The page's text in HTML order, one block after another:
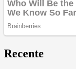
Recente